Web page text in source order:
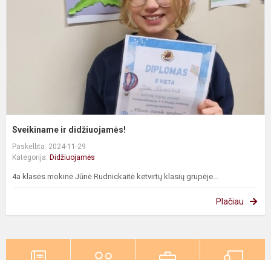
Sveikiname ir didžiuojamės!
Paskelbta: 2024-11-29
Kategorija: Didžiuojamės
4a klasės mokinė Jūnė Rudnickaitė ketvirtų klasių grupėje...
Plačiau